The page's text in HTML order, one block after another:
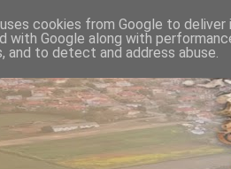
cookies from Google to
with Google along with
and to detect and address abuse.